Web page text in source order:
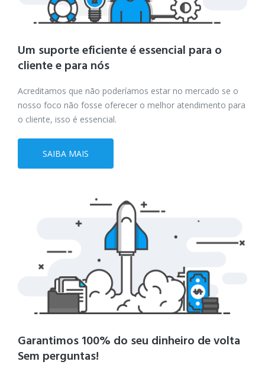
Um suporte eficiente é essencial para o
cliente e para nós
Acreditamos que não poderíamos estar no mercado se o
nosso foco não fosse oferecer o melhor atendimento para
o cliente, isso é essencial.
SAIBA MAIS
Garantimos 100% do seu dinheiro de volta
Sem perguntas!